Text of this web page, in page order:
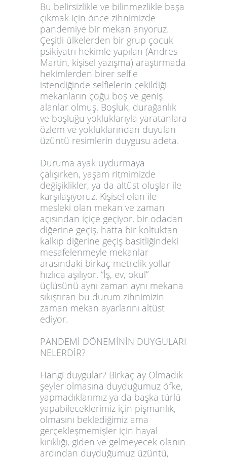
Bu belirsizlikle ve bilinmezlikle başa
çıkmak için önce zihnimizde
pandemiye bir mekan arıyoruz.
Çeşitli ülkelerden bir grup çocuk
psikiyatrı hekimle yapılan (Andres
Martin, kişisel yazışma) araştırmada
hekimlerden birer selfie
istendiğinde selfielerin çekildiği
mekanların çoğu boş ve geniş
alanlar olmuş. Boşluk, durağanlık
ve boşluğu yokluklarıyla yaratanlara
özlem ve yokluklarından duyulan
üzüntü resimlerin duygusu adeta.
Duruma ayak uydurmaya
çalışırken, yaşam ritmimizde
değişiklikler, ya da altüst oluşlar ile
karşılaşıyoruz. Kişisel olan ile
mesleki olan mekan ve zaman
açısından içiçe geçiyor, bir odadan
diğerine geçiş, hatta bir koltuktan
kalkıp diğerine geçiş basitliğindeki
mesafelenmeyle mekanlar
arasındaki birkaç metrelik yollar
hızlıca aşılıyor. “İş, ev, okul”
üçlüsünü aynı zaman aynı mekana
sıkıştıran bu durum zihnimizin
zaman mekan ayarlarını altüst
ediyor.
PANDEMİ DÖNEMİNİN DUYGULARI
NELERDİR?
Hangi duygular? Birkaç ay Olmadık
şeyler olmasına duyduğumuz öfke,
yapmadıklarımız ya da başka türlü
yapabileceklerimiz için pişmanlık,
olmasını beklediğimiz ama
gerçekleşmemişler için hayal
kırıklığı, giden ve gelmeyecek olanın
ardından duyduğumuz üzüntü,